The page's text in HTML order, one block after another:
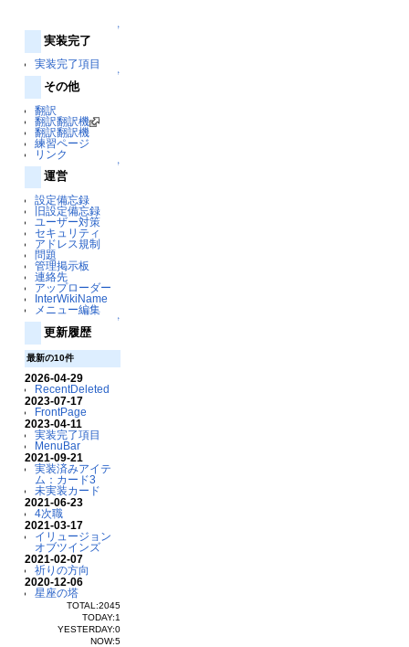
↑
実装完了
実装完了項目
↑
その他
翻訳
翻訳翻訳機
翻訳翻訳機
練習ページ
リンク
↑
運営
設定備忘録
旧設定備忘録
ユーザー対策
セキュリティ
アドレス規制
問題
管理掲示板
連絡先
アップローダー
InterWikiName
メニュー編集
↑
更新履歴
最新の10件
2026-04-29
RecentDeleted
2023-07-17
FrontPage
2023-04-11
実装完了項目
MenuBar
2021-09-21
実装済みアイテ
ム：カード3
未実装カード
2021-06-23
4次職
2021-03-17
イリュージョン
オブツインズ
2021-02-07
祈りの方向
2020-12-06
星座の塔
TOTAL:2045
TODAY:1
YESTERDAY:0
NOW:5